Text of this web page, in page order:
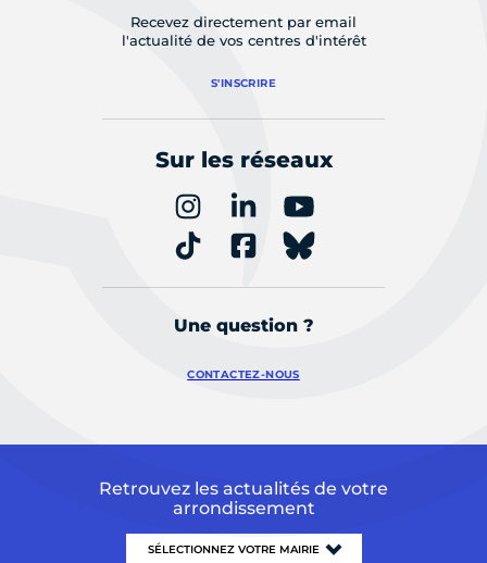
Recevez directement par email
l'actualité de vos centres d'intérêt
S'INSCRIRE
Sur les réseaux
Une question ?
CONTACTEZ-NOUS
Retrouvez les actualités de votre
arrondissement